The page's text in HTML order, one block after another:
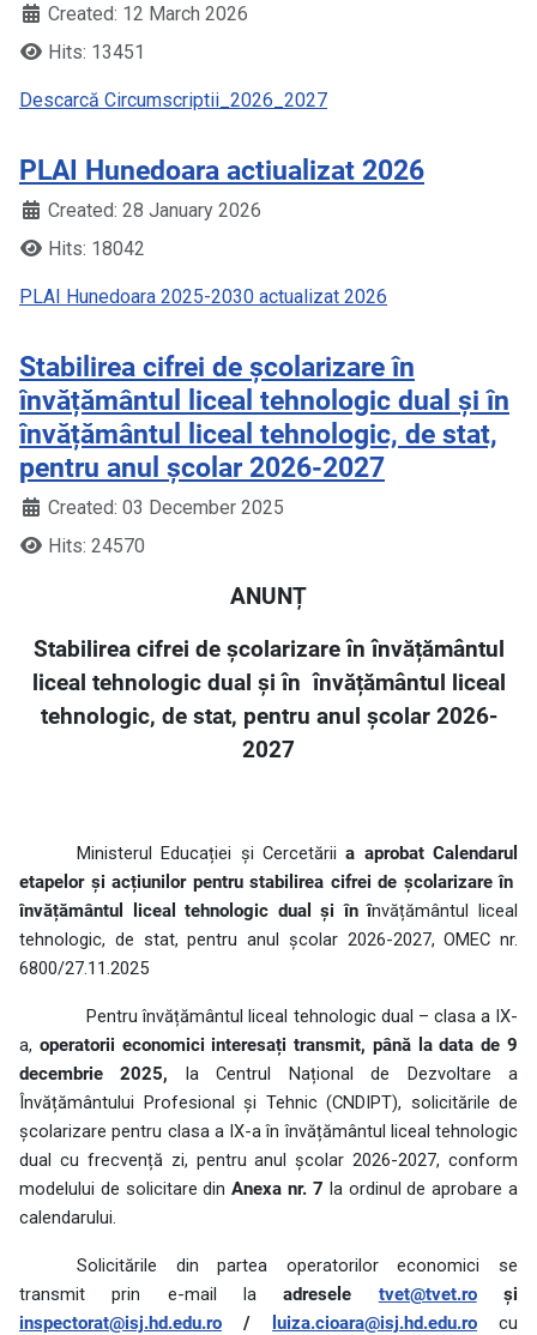
Created: 12 March 2026
Hits: 13451
Descarcă Circumscriptii_2026_2027
PLAI Hunedoara actiualizat 2026
Created: 28 January 2026
Hits: 18042
PLAI Hunedoara 2025-2030 actualizat 2026
Stabilirea cifrei de școlarizare în
învățământul liceal tehnologic dual și în
învățământul liceal tehnologic, de stat,
pentru anul școlar 2026-2027
Created: 03 December 2025
Hits: 24570
ANUNȚ
Stabilirea cifrei de școlarizare în învățământul
liceal tehnologic dual și în învățământul liceal
tehnologic, de stat, pentru anul școlar 2026-
2027
Ministerul Educației și Cercetăriia aprobat Calendarul
etapelor și acțiunilor pentru stabilirea cifrei de școlarizare în
învățământul liceal tehnologic dual și în învățământul liceal
tehnologic, de stat, pentru anul școlar 2026-2027, OMEC nr.
6800/27.11.2025
Pentru învățământul liceal tehnologic dual – clasa a IX-
a, operatorii economici interesați transmit, până la data de 9
decembrie 2025, la Centrul Național de Dezvoltare a
Învățământului Profesional și Tehnic (CNDIPT), solicitările de
școlarizare pentru clasa a IX-a în învățământul liceal tehnologic
dual cu frecvență zi, pentru anul școlar 2026-2027, conform
modelului de solicitare dinAnexa nr. 7 la ordinul de aprobare a
calendarului.
Solicitările din partea operatorilor economici se
transmit prin e-mail laadresele tvet@tvet.roși
inspectorat@isj.hd.edu.ro / luiza.cioara@isj.hd.edu.ro cu